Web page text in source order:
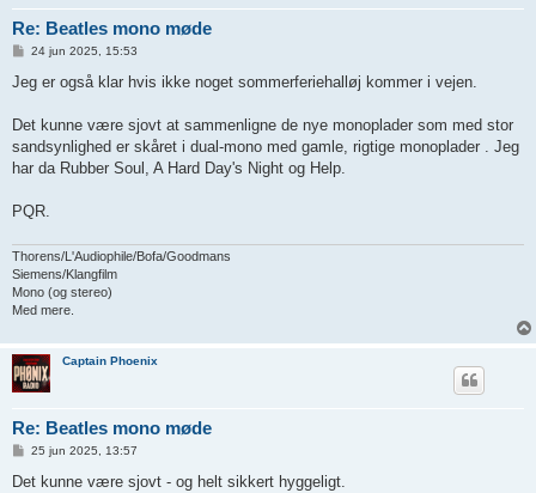
Re: Beatles mono møde
d
g
24 jun 2025, 15:53
Jeg er også klar hvis ikke noget sommerferiehalløj kommer i vejen.
Det kunne være sjovt at sammenligne de nye monoplader som med stor
sandsynlighed er skåret i dual-mono med gamle, rigtige monoplader . Jeg
har da Rubber Soul, A Hard Day's Night og Help.
PQR.
Thorens/L'Audiophile/Bofa/Goodmans
Siemens/Klangfilm
Mono (og stereo)
Med mere.
Captain Phoenix
Re: Beatles mono møde
d
25 jun 2025, 13:57
Det kunne være sjovt - og helt sikkert hyggeligt.